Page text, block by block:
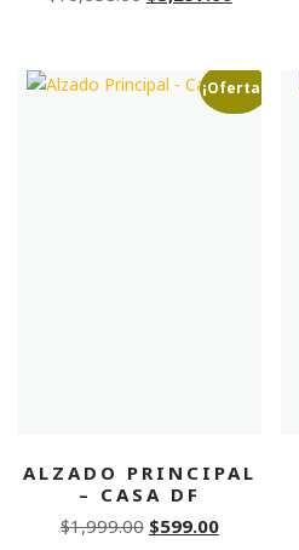
$16,658.00.
¡Oferta!
ALZADO PRINCIPAL
– CASA DF
$1,999.00 Original
$599.00Current